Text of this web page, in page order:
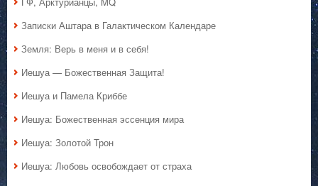
Записки Аштара в Галактическом Календаре
Земля: Верь в меня и в себя!
Иешуа — Божественная Защита!
Иешуа и Памела Криббе
Иешуа: Божественная эссенция мира
Иешуа: Золотой Трон
Иешуа: Любовь освобождает от страха